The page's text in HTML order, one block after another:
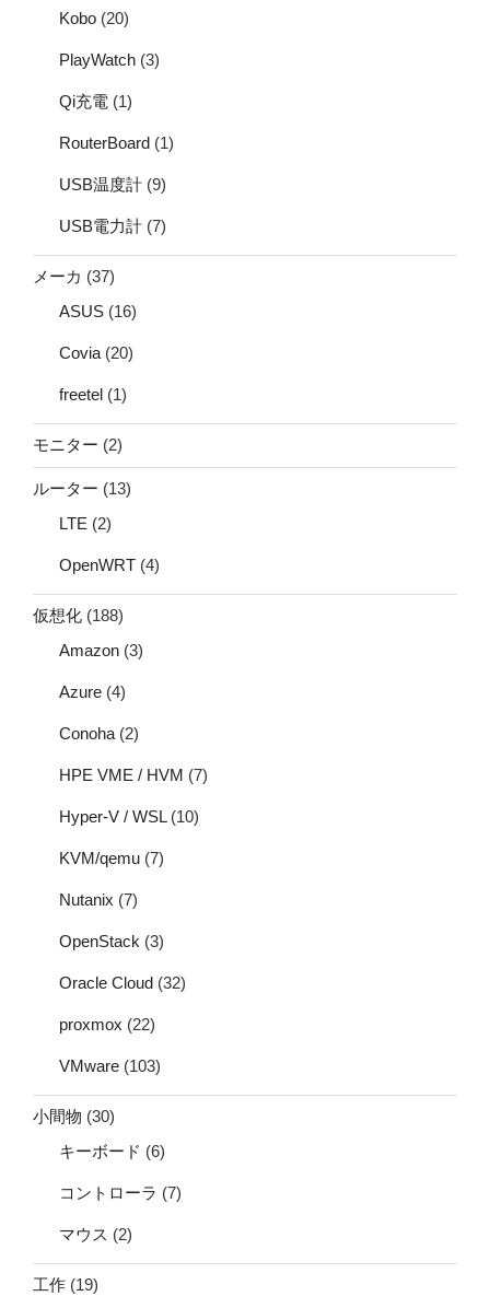
Kobo (20)
PlayWatch (3)
Qi充電 (1)
RouterBoard (1)
USB温度計 (9)
USB電力計 (7)
メーカ (37)
ASUS (16)
Covia (20)
freetel (1)
モニター (2)
ルーター (13)
LTE (2)
OpenWRT (4)
仮想化 (188)
Amazon (3)
Azure (4)
Conoha (2)
HPE VME / HVM (7)
Hyper-V / WSL(10)
KVM/qemu (7)
Nutanix (7)
OpenStack (3)
Oracle Cloud (32)
proxmox (22)
VMware (103)
小間物 (30)
キーボード (6)
コントローラ (7)
マウス (2)
工作 (19)